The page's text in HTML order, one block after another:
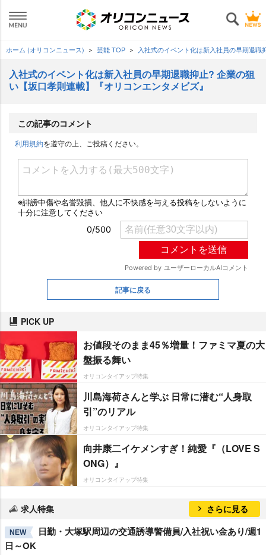
ホーム (オリコンニュース) 芸能 TOP 入社式のイベント化は新入社員の早期退
入社式のイベント化は新入社員の早期退職抑止? 企業の狙
い【坂口孝則連載】『オリコンエンタメビズ』
この記事のコメント
利用規約を遵守の上、ご投稿ください。
記事に戻る
PICK UP
お値段そのまま45％増量！ファミマ夏の大
盤振る舞い
オリコンタイアップ特集
川島海荷さんと学ぶ 日常に潜む“人身取
引”のリアル
オリコンタイアップ特集
向井康二イケメンすぎ！純愛『（LOVE S
ONG）』
オリコンタイアップ特集
求人特集 さらに見る
NEW
日勤・大塚駅周辺の交通誘導警備員/入社祝い金あり/週1
日～OK